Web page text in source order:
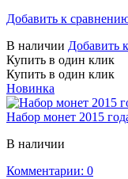
Добавить к
В наличии Добавить
Купить в один клик
Купить в один клик
Новинка
Набор монет 2015
В наличии
Комментарии: 0